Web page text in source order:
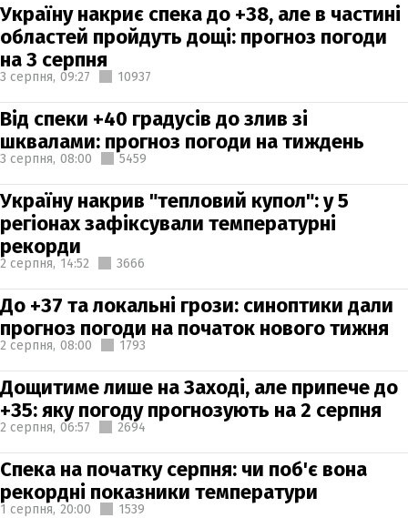
Україну накриє спека до +38, але в частині
областей пройдуть дощі: прогноз погоди
на 3 серпня
3 серпня, 09:27 10937
Від спеки +40 градусів до злив зі
шквалами: прогноз погоди на тиждень
3 серпня, 08:00 5459
Україну накрив "тепловий купол": у 5
регіонах зафіксували температурні
рекорди
2 серпня, 14:52 3666
До +37 та локальні грози: синоптики дали
прогноз погоди на початок нового тижня
2 серпня, 08:00 1793
Дощитиме лише на Заході, але припече до
+35: яку погоду прогнозують на 2 серпня
2 серпня, 06:57 2694
Спека на початку серпня: чи поб'є вона
рекордні показники температури
1 серпня, 20:00 1539